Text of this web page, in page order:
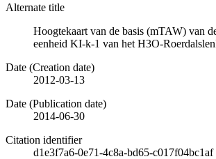
Alternate title
Hoogtekaart van de basis (mTAW) van
eenheid KI-k-1 van het H3O-
Date (Creation date)
2012-03-13
Date (Publication date)
2014-06-30
Citation identifier
d1e3f7a6-0e71-4c8a-bd65-c017f04bc1af